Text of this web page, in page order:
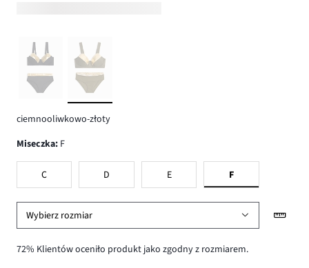
ciemnooliwkowo-złoty
Miseczka: F
C D E F
Wybierz rozmiar
72% Klientów oceniło produkt jako zgodny z rozmiarem.